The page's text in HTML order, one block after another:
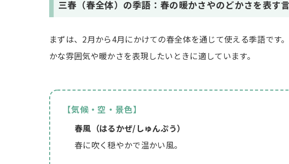
三春（春全体）の季語：春の暖かさやのどかさを表す
まずは、2月から4月にかけての春全体を通じて使える季語です
かな雰囲気や暖かさを表現したいときに適しています。
【気候・空・景色】
春風（はるかぜ/しゅんぷう）
春に吹く穏やかで温かい風。